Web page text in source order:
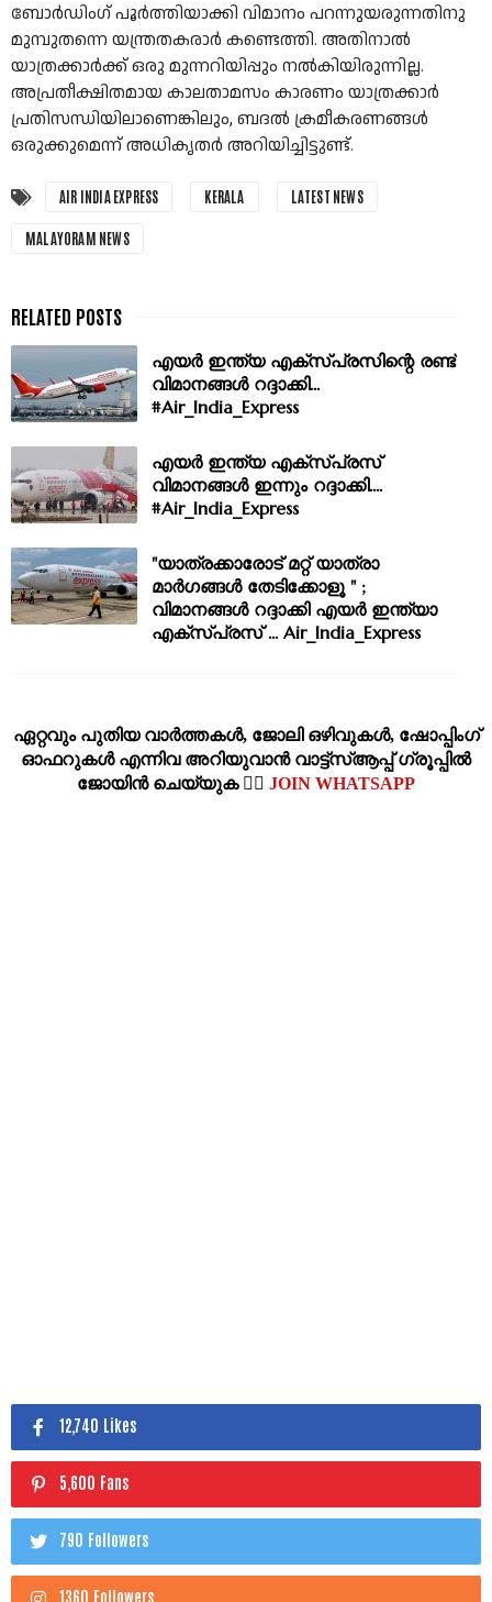
ബോർഡിംഗ് പൂർത്തിയാക്കി വിമാനം പറന്നുയരുന്നതിനു
മുമ്പുതന്നെ യന്ത്രതകരാർ കണ്ടെത്തി. അതിനാൽ
യാത്രക്കാർക്ക് ഒരു മുന്നറിയിപ്പും നൽകിയിരുന്നില്ല.
അപ്രതീക്ഷിതമായ കാലതാമസം കാരണം യാത്രക്കാർ
പ്രതിസന്ധിയിലാണെങ്കിലും, ബദൽ ക്രമീകരണങ്ങൾ
ഒരുക്കുമെന്ന് അധികൃതർ അറിയിച്ചിട്ടുണ്ട്.
AIR INDIA EXPRESS KERALA LATEST NEWS
MALAYORAM NEWS
എയര്‍ ഇന്ത്യ എക്‌സ്പ്രസിന്റെ രണ്ട്
വിമാനങ്ങള്‍ റദ്ദാക്കി...
#Air_India_Express
എയര്‍ ഇന്ത്യ എക്‌സ്പ്രസ്
വിമാനങ്ങൾ ഇന്നും റദ്ദാക്കി....
#Air_India_Express
"യാത്രക്കാരോട് മറ്റ് യാത്രാ
മാർഗങ്ങൾ തേടിക്കോളൂ " ;
വിമാനങ്ങള്‍ റദ്ദാക്കി എയർ ഇന്ത്യാ
എക്സ്പ്രസ് ... Air_India_Express
ഏറ്റവും പുതിയ വാര്‍ത്തകള്‍, ജോലി ഒഴിവുകള്‍, ഷോപ്പിംഗ്‌
ഓഫറുകള്‍ എന്നിവ അറിയുവാന്‍ വാട്ട്സ്ആപ്പ് ഗ്രൂപ്പില്‍
ജോയിന്‍ ചെയ്യുക 👉🏽 JOIN WHATSAPP
12,740 Likes
5,600 Fans
790 Followers
1360 Followers